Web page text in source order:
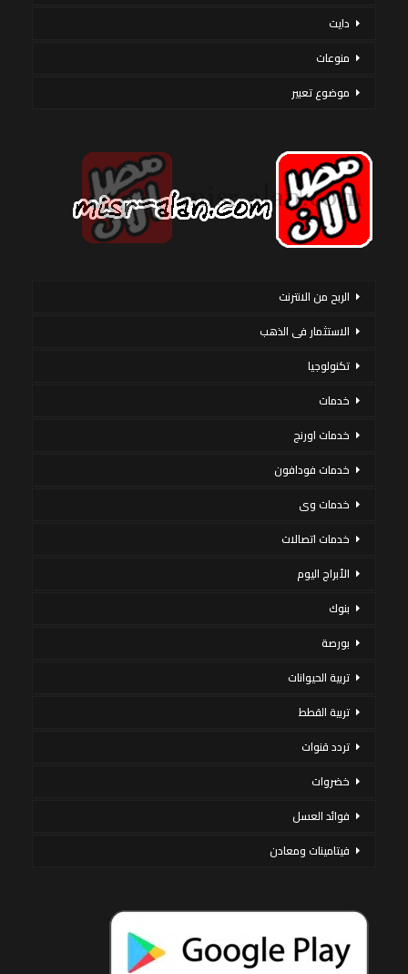
دايت
منوعات
موضوع تعبير
الربح من الانترنت
الاستثمار فى الذهب
تكنولوجيا
خدمات
خدمات اورنج
خدمات فودافون
خدمات وى
خدمات اتصالات
الأبراج اليوم
بنوك
بورصة
تربية الحيوانات
تربية القطط
تردد قنوات
خضروات
فوائد العسل
فيتامينات ومعادن